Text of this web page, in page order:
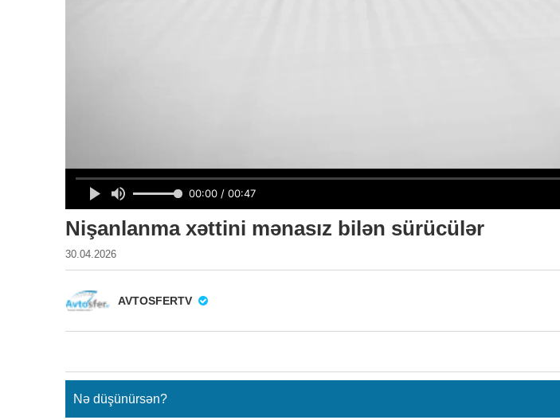
Nişanlanma xəttini mənasız bilən sürücülər
30.04.2026
AVTOSFERTV
Nə düşünürsən?